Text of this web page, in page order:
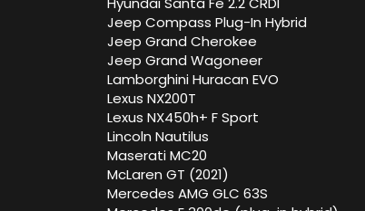
Jeep Compass Plug-In Hybrid
Jeep Grand Cherokee
Jeep Grand Wagoneer
Lamborghini Huracan EVO
Lexus NX200T
Lexus NX450h+ F Sport
Lincoln Nautilus
Maserati MC20
McLaren GT (2021)
Mercedes AMG GLC 63S